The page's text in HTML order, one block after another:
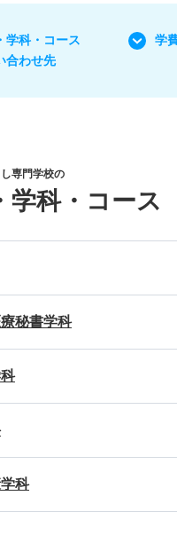
学科 ・コース 学
合わせ先
専門学校の
学科・コース
秘書学科
科